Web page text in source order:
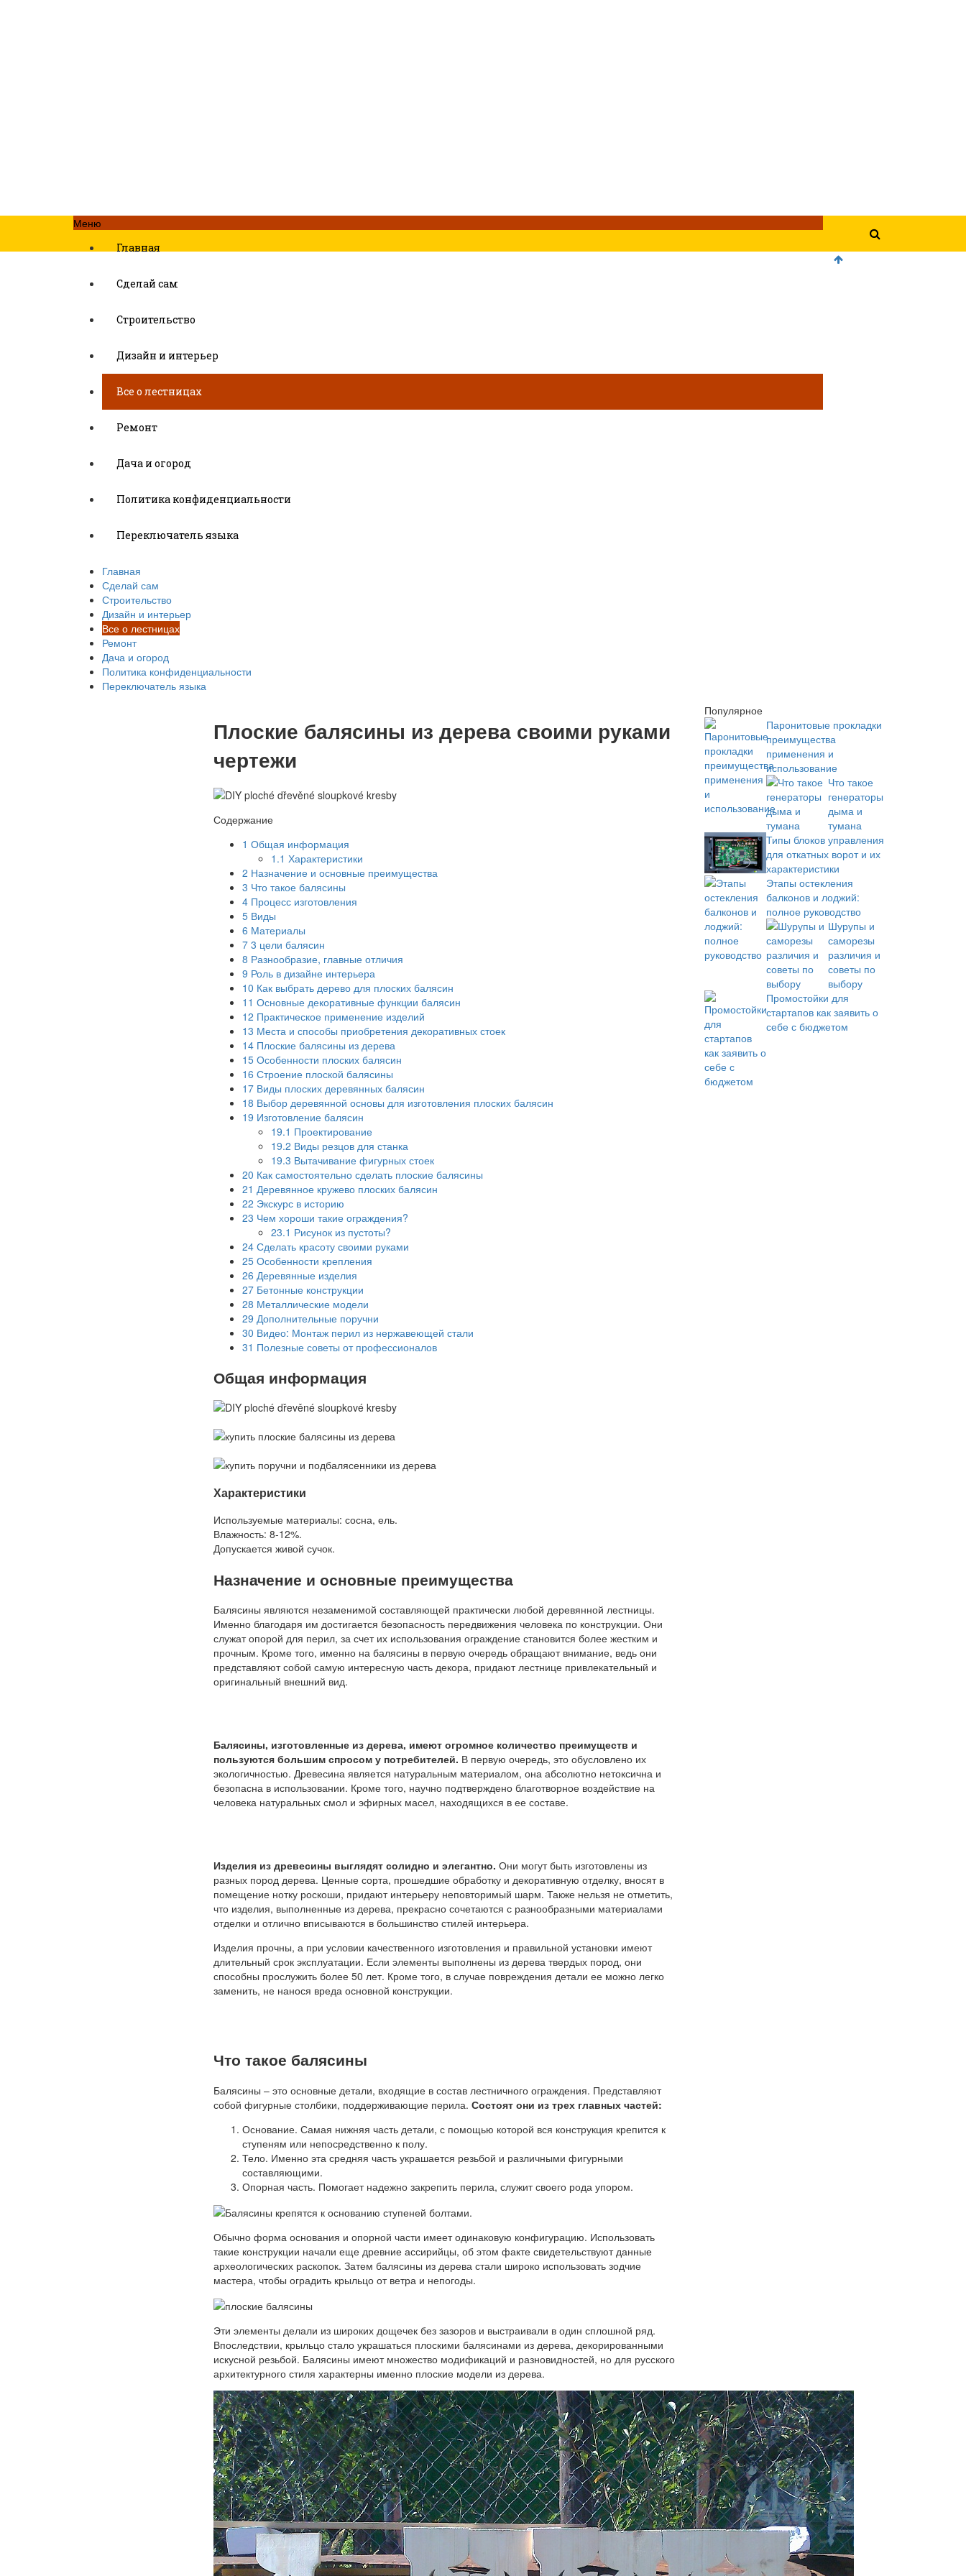
Меню
Главная
Сделай сам
Строительство
Дизайн и интерьер
Все о лестницах
Ремонт
Дача и огород
Политика конфиденциальности
Переключатель языка
Главная
Сделай сам
Строительство
Дизайн и интерьер
Все о лестницах
Ремонт
Дача и огород
Политика конфиденциальности
Переключатель языка
Плоские балясины из дерева своими руками
чертежи
Содержание
1 Общая информация
1.1 Характеристики
2 Назначение и основные преимущества
3 Что такое балясины
4 Процесс изготовления
5 Виды
6 Материалы
7 3 цели балясин
8 Разнообразие, главные отличия
9 Роль в дизайне интерьера
10 Как выбрать дерево для плоских балясин
11 Основные декоративные функции балясин
12 Практическое применение изделий
13 Места и способы приобретения декоративных стоек
14 Плоские балясины из дерева
15 Особенности плоских балясин
16 Строение плоской балясины
17 Виды плоских деревянных балясин
18 Выбор деревянной основы для изготовления плоских балясин
19 Изготовление балясин
19.1 Проектирование
19.2 Виды резцов для станка
19.3 Вытачивание фигурных стоек
20 Как самостоятельно сделать плоские балясины
21 Деревянное кружево плоских балясин
22 Экскурс в историю
23 Чем хороши такие ограждения?
23.1 Рисунок из пустоты?
24 Сделать красоту своими руками
25 Особенности крепления
26 Деревянные изделия
27 Бетонные конструкции
28 Металлические модели
29 Дополнительные поручни
30 Видео: Монтаж перил из нержавеющей стали
31 Полезные советы от профессионалов
Общая информация
Характеристики
Используемые материалы: сосна, ель.
Влажность: 8-12%.
Допускается живой сучок.
Назначение и основные преимущества
Балясины являются незаменимой составляющей практически любой деревянной лестницы.
Именно благодаря им достигается безопасность передвижения человека по конструкции. Они
служат опорой для перил, за счет их использования ограждение становится более жестким и
прочным. Кроме того, именно на балясины в первую очередь обращают внимание, ведь они
представляют собой самую интересную часть декора, придают лестнице привлекательный и
оригинальный внешний вид.
Балясины, изготовленные из дерева, имеют огромное количество преимуществ и
пользуются большим спросом у потребителей. В первую очередь, это обусловлено их
экологичностью. Древесина является натуральным материалом, она абсолютно нетоксична и
безопасна в использовании. Кроме того, научно подтверждено благотворное воздействие на
человека натуральных смол и эфирных масел, находящихся в ее составе.
Изделия из древесины выглядят солидно и элегантно. Они могут быть изготовлены из
разных пород дерева. Ценные сорта, прошедшие обработку и декоративную отделку, вносят в
помещение нотку роскоши, придают интерьеру неповторимый шарм. Также нельзя не отметить,
что изделия, выполненные из дерева, прекрасно сочетаются с разнообразными материалами
отделки и отлично вписываются в большинство стилей интерьера.
Изделия прочны, а при условии качественного изготовления и правильной установки имеют
длительный срок эксплуатации. Если элементы выполнены из дерева твердых пород, они
способны прослужить более 50 лет. Кроме того, в случае повреждения детали ее можно легко
заменить, не нанося вреда основной конструкции.
Что такое балясины
Балясины – это основные детали, входящие в состав лестничного ограждения. Представляют
собой фигурные столбики, поддерживающие перила. Состоят они из трех главных частей:
Основание. Самая нижняя часть детали, с помощью которой вся конструкция крепится к
ступеням или непосредственно к полу.
Тело. Именно эта средняя часть украшается резьбой и различными фигурными
составляющими.
Опорная часть. Помогает надежно закрепить перила, служит своего рода упором.
Обычно форма основания и опорной части имеет одинаковую конфигурацию. Использовать
такие конструкции начали еще древние ассирийцы, об этом факте свидетельствуют данные
археологических раскопок. Затем балясины из дерева стали широко использовать зодчие
мастера, чтобы оградить крыльцо от ветра и непогоды.
Эти элементы делали из широких дощечек без зазоров и выстраивали в один сплошной ряд.
Впоследствии, крыльцо стало украшаться плоскими балясинами из дерева, декорированными
искусной резьбой. Балясины имеют множество модификаций и разновидностей, но для русского
архитектурного стиля характерны именно плоские модели из дерева.
Популярное
Паронитовые прокладки
преимущества
применения и
использование
Что такое
генераторы
дыма и
тумана
Типы блоков управления
для откатных ворот и их
характеристики
Этапы остекления
балконов и лоджий:
полное руководство
Шурупы и
саморезы
различия и
советы по
выбору
Промостойки для
стартапов как заявить о
себе с бюджетом